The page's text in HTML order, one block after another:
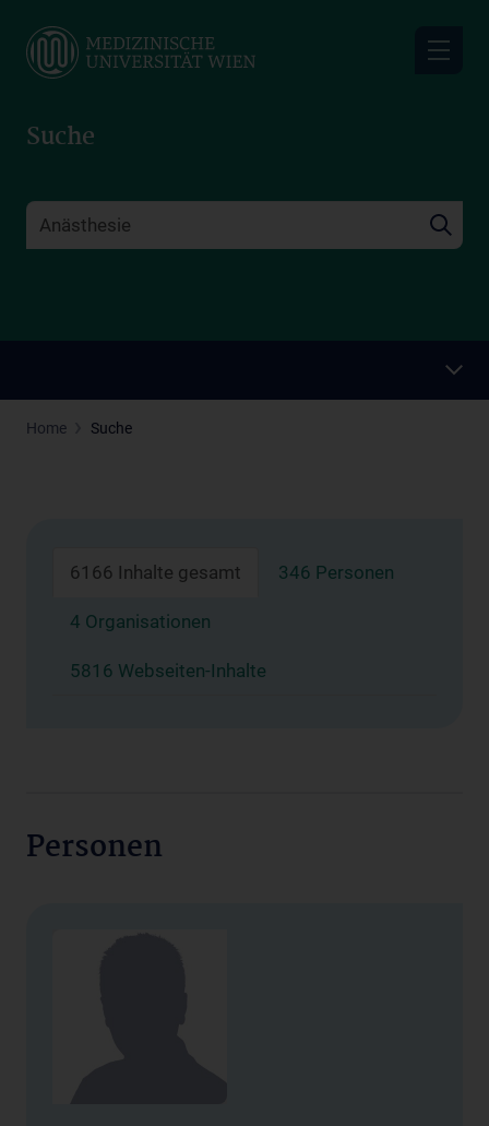
main
Suche
Home Suche
6166 Inhalte gesamt 346 Personen
4 Organisationen
5816 Webseiten-Inhalte
Personen